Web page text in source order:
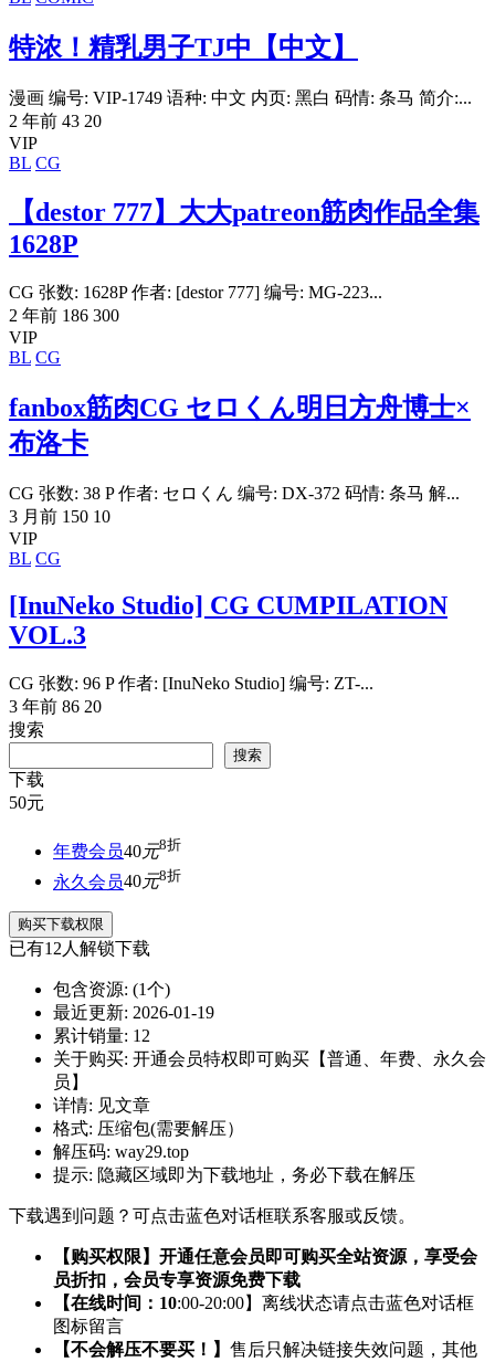
特浓！精乳男子TJ中【中文】
漫画 编号: VIP-1749 语种: 中文 内页: 黑白 码情: 条马 简介:...
2 年前 43 20
VIP
BL CG
【destor 777】大大patreon筋肉作品全集
1628P
CG 张数: 1628P 作者: [destor 777] 编号: MG-223...
2 年前 186 300
VIP
BL CG
fanbox筋肉CG セロくん明日方舟博士×
布洛卡
CG 张数: 38 P 作者: セロくん 编号: DX-372 码情: 条马 解...
3 月前 150 10
VIP
BL CG
[InuNeko Studio] CG CUMPILATION
VOL.3
CG 张数: 96 P 作者: [InuNeko Studio] 编号: ZT-...
3 年前 86 20
搜索
搜索
下载
50元
年费会员40元8折
永久会员40元8折
购买下载权限
已有12人解锁下载
包含资源: (1个)
最近更新: 2026-01-19
累计销量: 12
关于购买: 开通会员特权即可购买【普通、年费、永久会
员】
详情: 见文章
格式: 压缩包(需要解压）
解压码: way29.top
提示: 隐藏区域即为下载地址，务必下载在解压
下载遇到问题？可点击蓝色对话框联系客服或反馈。
【购买权限】开通任意会员即可购买全站资源，享受会
员折扣，会员专享资源免费下载
【在线时间：10:00-20:00】离线状态请点击蓝色对话框
图标留言
【不会解压不要买！】 售后只解决链接失效问题，其他